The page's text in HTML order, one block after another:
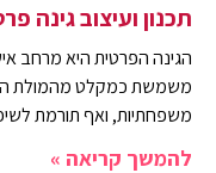
תכנון ועיצוב גינה
הגינה הפרטית היא מרחב
משמשת כמקלט מהמולת
משפחתיות, ואף תורמת
להמשך קריאה »